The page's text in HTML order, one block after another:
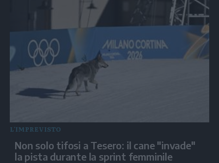
L'IMPREVISTO
Non solo tifosi a Tesero: il cane "invade"
la pista durante la sprint femminile